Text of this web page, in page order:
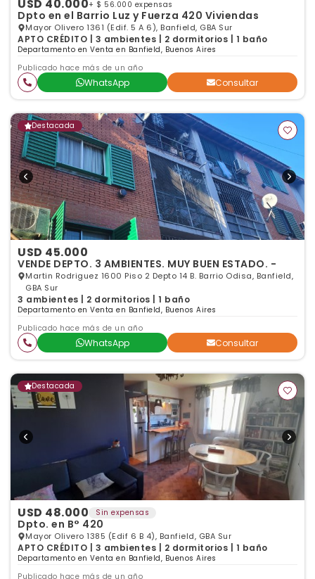
USD 40.000+ $ 56.000 expensas
Dpto en el Barrio Luz y Fuerza 420 Viviendas
Mayor Olivero 1361 (Edif. 5 A 6), Banfield, GBA Sur
APTO CRÉDITO | 3 ambientes | 2 dormitorios | 1 baño
Departamento en Venta en Banfield, Buenos Aires
Publicado hace más de un año
WhatsApp Consultar
Destacada
USD 45.000
VENDE DEPTO. 3 AMBIENTES. MUY BUEN ESTADO. -
Martin Rodriguez 1600 Piso 2 Depto 14 B. Barrio Odisa, Banfield,
GBA Sur
3 ambientes | 2 dormitorios | 1 baño
Departamento en Venta en Banfield, Buenos Aires
Publicado hace más de un año
WhatsApp Consultar
Destacada
USD 48.000 Sin expensas
Dpto. en B° 420
Mayor Olivero 1385 (Edif 6 B 4), Banfield, GBA Sur
APTO CRÉDITO | 3 ambientes | 2 dormitorios | 1 baño
Departamento en Venta en Banfield, Buenos Aires
Publicado hace más de un año